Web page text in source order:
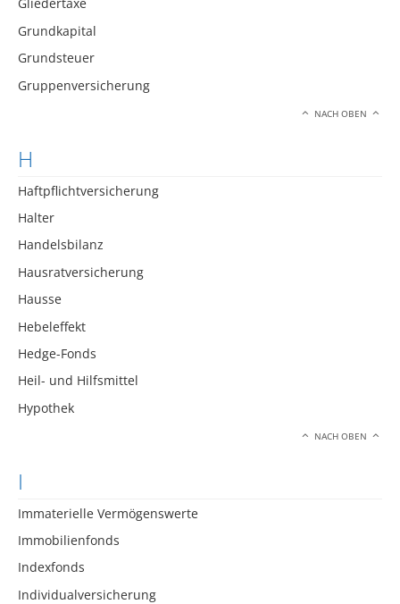
Gliedertaxe
Grundkapital
Grundsteuer
Gruppenversicherung
NACH OBEN
H
Haftpflichtversicherung
Halter
Handelsbilanz
Hausratversicherung
Hausse
Hebeleffekt
Hedge-Fonds
Heil- und Hilfsmittel
Hypothek
NACH OBEN
I
Immaterielle Vermögenswerte
Immobilienfonds
Indexfonds
Individualversicherung